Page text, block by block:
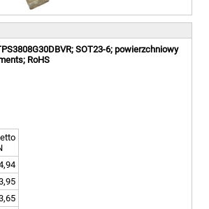
SOT23-6; powierzchniowy
RoHS